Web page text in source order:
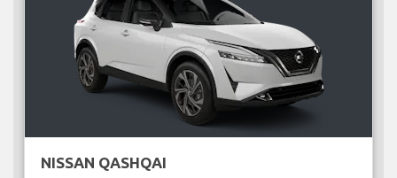
NISSAN QASHQAI